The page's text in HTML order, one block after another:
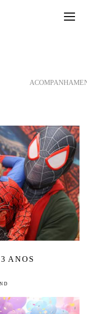
ANOS